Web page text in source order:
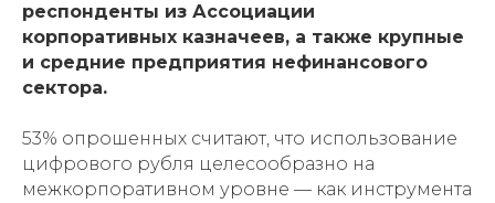
респонденты из Ассоциации
корпоративных казначеев, а также крупные
и средние предприятия нефинансового
сектора.
53% опрошенных считают, что использование
цифрового рубля целесообразно на
межкорпоративном уровне — как инструмента